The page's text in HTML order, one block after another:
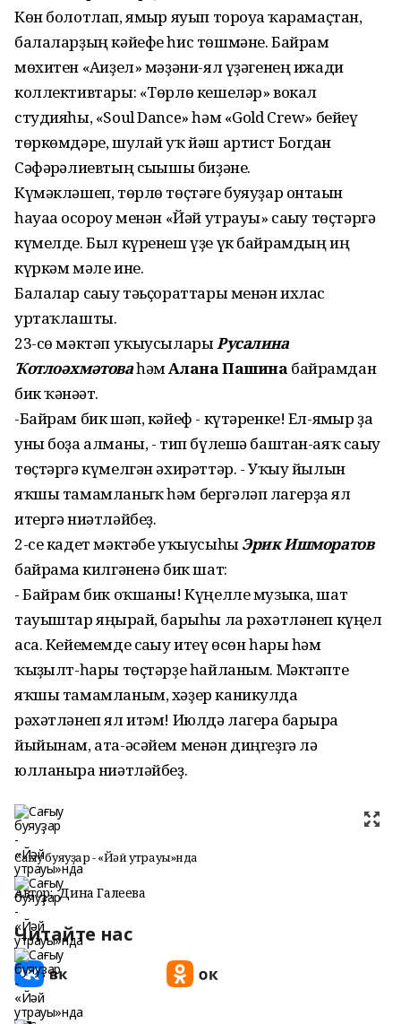
Көн болотлап, ямғыр яуып тороуға ҡарамаҫтан,
балаларҙың кәйефе һис төшмәне. Байрам
мөхитен «Ағиҙел» мәҙәни-ял үҙәгенең ижади
коллективтары: «Төрлө кешеләр» вокал
студияһы, «Soul Dance» һәм «Gold Crew» бейеү
төркөмдәре, шулай уҡ йәш артист Богдан
Сәфәрғәлиевтың сығышы биҙәне.
Күмәкләшеп, төрлө төҫтәге буяуҙар онтағын
һауаға осороу менән «Йәй утрауы» сағыу төҫтәргә
күмелде. Был күренеш үҙе үк байрамдың иң
күркәм мәле ине.
Балалар сағыу тәьҫораттары менән ихлас
уртаҡлашты.
23-сө мәктәп уҡыусыларыРусалина
ҠотлоәхмәтоваһәмАлана Пашина байрамдан
бик ҡәнәғәт.
-Байрам бик шәп, кәйеф - күтәренке! Ел-ямғыр ҙа
уны боҙа алманы, - тип бүлешә баштан-аяҡ сағыу
төҫтәргә күмелгән әхирәттәр. - Уҡыу йылын
яҡшы тамамланыҡ һәм бергәләп лагерҙа ял
итергә ниәтләйбеҙ.
2-се кадет мәктәбе уҡыусыһыЭрик Ишморатов
байрамға килгәненә бик шат:
- Байрам бик оҡшаны! Күңелле музыка, шат
тауыштар яңғырай, барыһы ла рәхәтләнеп күңел
аса. Кейемемде сағыу итеү өсөн һары һәм
ҡыҙғылт-һары төҫтәрҙе һайланым. Мәктәпте
яҡшы тамамланым, хәҙер каникулда
рәхәтләнеп ял итәм! Июлдә лагерға барырға
йыйынам, ата-әсәйем менән диңгеҙгә лә
юлланырға ниәтләйбеҙ.
Сағыу буяуҙар - «Йәй утрауы»нда
Автор: Дина Галеева
Читайте нас